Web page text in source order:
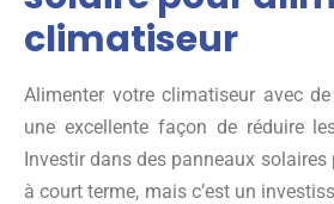
climatiseur
Alimenter votre climatiseur avec de
une excellente façon de réduire
Investir dans des panneaux
à court terme, mais c’est un